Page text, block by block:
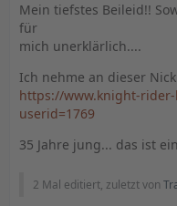
Mein tiefstes Beileid!!
für
mich unerklärlich....
Ich nehme an dieser
https://www.knight-
userid=1769
35 Jahre jung... das ist
2 Mal editiert, zuletzt von